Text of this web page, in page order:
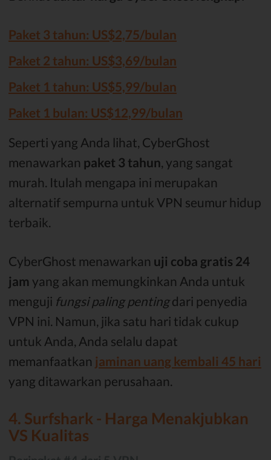
Paket 3 tahun: US$2,75/bulan
Paket 2 tahun: US$3,69/bulan
Paket 1 tahun: US$5,99/bulan
Paket 1 bulan: US$12,99/bulan
Seperti yang Anda lihat, CyberGhost
menawarkan paket 3 tahun , yang sangat
murah. Itulah mengapa ini merupakan
alternatif sempurna untuk VPN seumur hidup
terbaik.
CyberGhost menawarkan uji coba gratis 24
jam yang akan memungkinkan Anda untuk
menguji fungsi paling pentingdari penyedia
VPN ini. Namun, jika satu hari tidak cukup
untuk Anda, Anda selalu dapat
memanfaatkan jaminan uang kembali 45 hari
yang ditawarkan perusahaan.
4. Surfshark - Harga Menakjubkan
VS Kualitas